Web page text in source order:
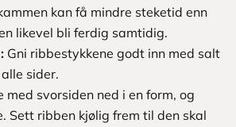
kan få mindre steketid enn
likevel bli ferdig samtidig.
Gni ribbestykkene godt inn med salt
sider.
med svorsiden ned i en form, og
Sett ribben kjølig frem til den skal